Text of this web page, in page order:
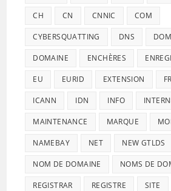
CH CN CNNIC COM
CYBERSQUATTING DNS
DOMAINE ENCHÈRES
EU EURID EXTENSION FR
ICANN IDN INFO
MAINTENANCE MARQUE
NAMEBAY NET NEW GTLDS
NOM DE DOMAINE NOMS DE
REGISTRAR REGISTRE SITE